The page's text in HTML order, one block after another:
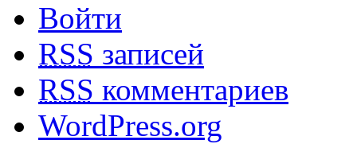
Войти
RSS записей
RSS комментариев
WordPress.org